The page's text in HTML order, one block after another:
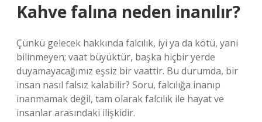
Kahve falına neden inanılır?
Çünkü gelecek hakkında falcılık, iyi ya da kötü, yani
bilinmeyen; vaat büyüktür, başka hiçbir yerde
duyamayacağımız eşsiz bir vaattir. Bu durumda, bir
insan nasıl falsız kalabilir? Soru, falcılığa inanıp
inanmamak değil, tam olarak falcılık ile hayat ve
insanlar arasındaki ilişkidir.